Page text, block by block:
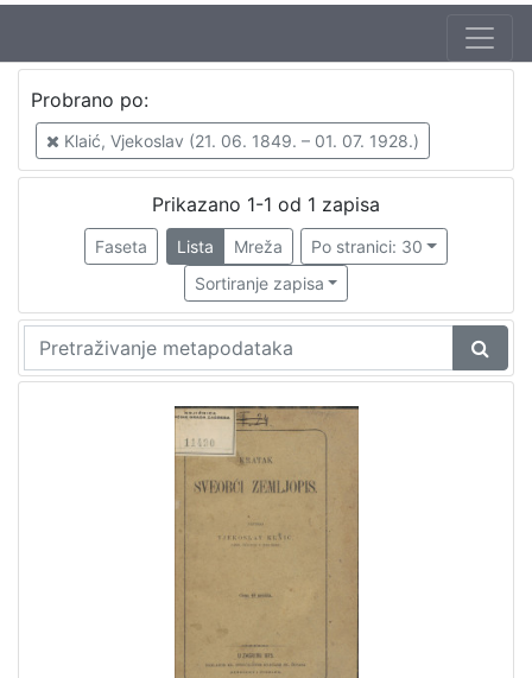
Probrano po:
Klaić, Vjekoslav (21. 06. 1849. – 01. 07. 1928.)
Prikazano 1-1 od 1 zapisa
Faseta Lista Mreža
Po stranici: 30
Sortiranje zapisa